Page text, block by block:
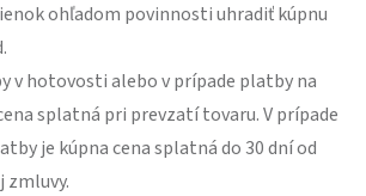
ohľadom povinnosti uhradiť kúpnu
v hotovosti alebo v prípade platby na
splatná pri prevzatí tovaru. V prípade
je kúpna cena splatná do 30 dní od
zmluvy.